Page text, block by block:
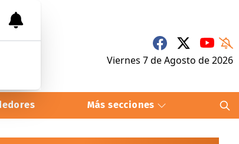
Viernes 7deAgosto de 2026
Más secciones